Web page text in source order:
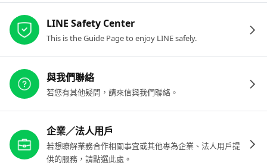
LINE Safety Center
This is the Guide Page to enjoy LINE safely.
與我們聯絡
若您有其他疑問，請來信與我們聯絡。
企業／法人用戶
若想瞭解業務合作相關事宜或其他專為企業、法人用戶提
供的服務，請點選此處。